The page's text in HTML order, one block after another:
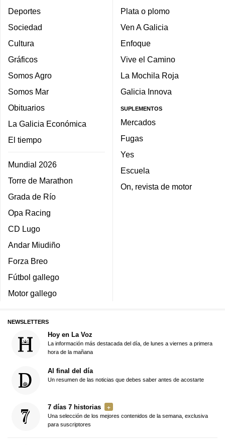
Deportes
Sociedad
Cultura
Gráficos
Somos Agro
Somos Mar
Obituarios
La Galicia Económica
El tiempo
Mundial 2026
Torre de Marathon
Grada de Río
Opa Racing
CD Lugo
Andar Miudiño
Forza Breo
Fútbol gallego
Motor gallego
Plata o plomo
Ven A Galicia
Enfoque
Vive el Camino
La Mochila Roja
Galicia Innova
SUPLEMENTOS
Mercados
Fugas
Yes
Escuela
On, revista de motor
NEWSLETTERS
Hoy en La Voz
La información más destacada del día, de lunes a viernes a primera
hora de la mañana
Al final del día
Un resumen de las noticias que debes saber antes de acostarte
7 días 7 historias
Una selección de los mejores contenidos de la semana, exclusiva
para suscriptores